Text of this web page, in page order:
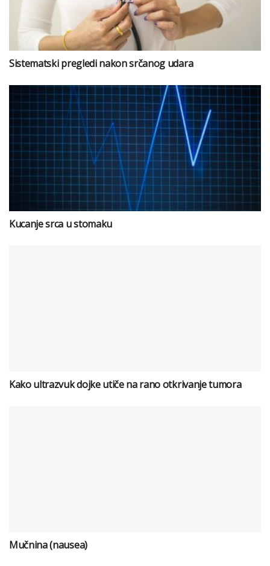
Sistematski pregledi nakon srčanog udara
Kucanje srca u stomaku
Kako ultrazvuk dojke utiče na rano otkrivanje tumora
Mučnina (nausea)